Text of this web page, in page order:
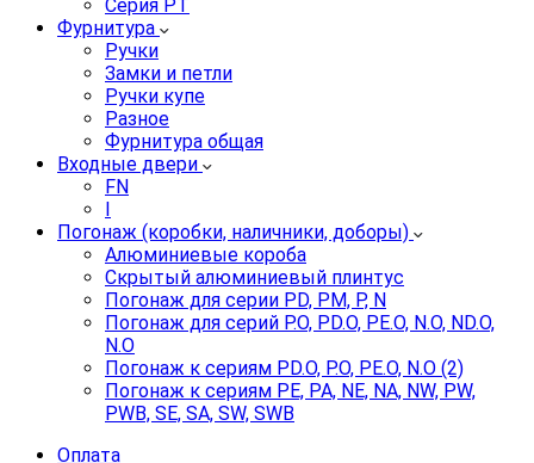
Серия PT
Фурнитура
Ручки
Замки и петли
Ручки купе
Разное
Фурнитура общая
Входные двери
FN
I
Погонаж (коробки, наличники, доборы)
Алюминиевые короба
Скрытый алюминиевый плинтус
Погонаж для серии PD, PM, P, N
Погонаж для серий P.O, PD.O, PE.O, N.O, ND.O,
N.O
Погонаж к сериям PD.O, P.O, PE.O, N.O (2)
Погонаж к сериям PE, PA, NE, NA, NW, PW,
PWB, SE, SA, SW, SWB
Оплата